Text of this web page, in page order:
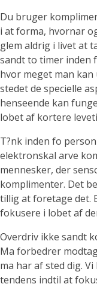
Du bruger
i at forma, hvornar
glem aldrig i livet at
sandt to timer inden
hvor meget man kan
stedet de specielle
henseende kan
lobet af kortere
T?nk inden fo
elektronskal arve
mennesker, der
komplimenter. Det
tillig at foretage det.
fokusere i lobet af
Overdriv ikke sandt
Ma forbedrer
ma har af sted dig.
tendens indtil at